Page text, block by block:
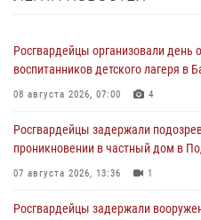
Росгвардейцы организовали день
воспитанников детского лагеря в
08 августа 2026, 07:00 4
Росгвардейцы задержали
проникновении в частный дом в
07 августа 2026, 13:36 1
Росгвардейцы задержали